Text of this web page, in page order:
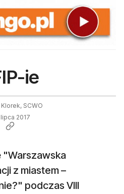
ie
SCWO
lipca 2017
"Warszawska
z miastem –
podczas VIII